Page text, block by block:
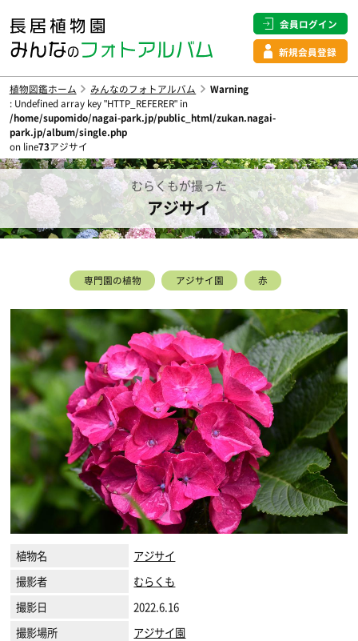
会員ログイン
新規会員登録
植物図鑑ホーム みんなのフォトアルバム
Warning
: Undefined array key "HTTP_REFERER" in
/home/supomido/nagai-park.jp/public_html/zukan.nagai-
park.jp/album/single.php
on line73アジサイ
むらくもが撮った
アジサイ
専門園の植物 アジサイ園 赤
植物名
アジサイ
撮影者
むらくも
撮影日
2022.6.16
撮影場所
アジサイ園